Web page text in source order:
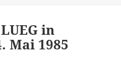
in
Mai 1985